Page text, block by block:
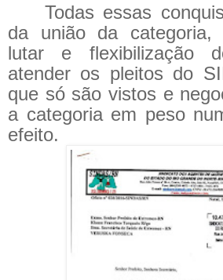
Todas essas
da união da categoria,
lutar e flexibilização
atender os pleitos do
que só são vistos e
a categoria em peso
efeito.